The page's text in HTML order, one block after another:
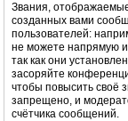
Звания,
созданных вами
пользователей:
не можете напрямую
так как они
засоряйте
чтобы повысить своё
запрещено, и
счётчика сообщений.